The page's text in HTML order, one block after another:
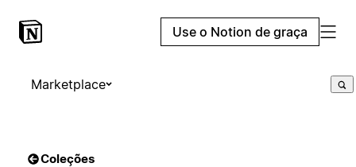
Use o Notion de graça
Marketplace
Coleções